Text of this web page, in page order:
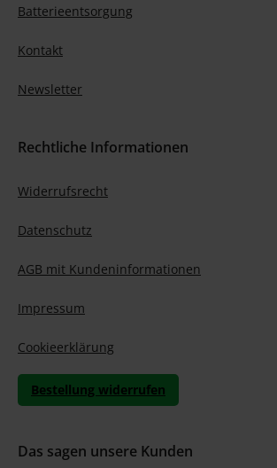
Batterieentsorgung
Kontakt
Newsletter
Rechtliche Informationen
Widerrufsrecht
Datenschutz
AGB mit Kundeninformationen
Impressum
Cookieerklärung
Bestellung widerrufen
Das sagen unsere Kunden